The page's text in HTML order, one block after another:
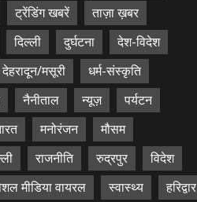
ट्रेंडिंग खबरें
ताज़ा ख़बर
दिल्ली दुर्घटना
देश-विदेश
देहरादून/मसूरी
धर्म-संस्कृति
नैनीताल न्यूज़
पर्यटन
मनोरंजन
मौसम
राजनीति रुद्रपुर
विदेश
मीडिया वायरल स्वास्थ्य हरिद्वार